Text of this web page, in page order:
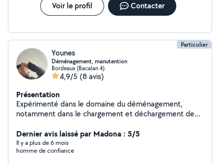
Voir le profil Contacter
Particulier
Younes
Déménagement, manutention
Bordeaux (Bacalan 4)
4,9/5 (8 avis)
Présentation
Expérimenté dans le domaine du déménagement,
notamment dans le chargement et déchargement de
d'animaux, tonte pelouse petite quantité Au plaisir de
vous aider !
Dernier avis laissé par Madona : 5/5
Il y a plus de 6 mois
homme de confiance